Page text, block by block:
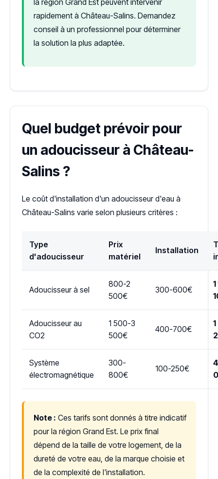
rapidement à Château-Salins. Demandez
conseil à un professionnel pour déterminer
la solution la plus adaptée.
Quel budget prévoir pour
un adoucisseur à Château-
Salins ?
Le coût d'installation d'un adoucisseur d'eau à
Château-Salins varie selon plusieurs critères :
Type
d'adoucisseur
Prix
matériel
Installation
Adoucisseur à sel
800-2
500€
300-600€
Adoucisseur au
CO2
1 500-3
500€
400-700€
Système
électromagnétique
300-
800€
100-250€
Note : Ces tarifs sont donnés à titre indicatif
pour la région Grand Est. Le prix final
dépend de la taille de votre logement, de la
dureté de votre eau, de la marque choisie et
de la complexité de l'installation.